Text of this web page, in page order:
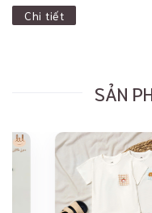
Chi tiết
SẢN